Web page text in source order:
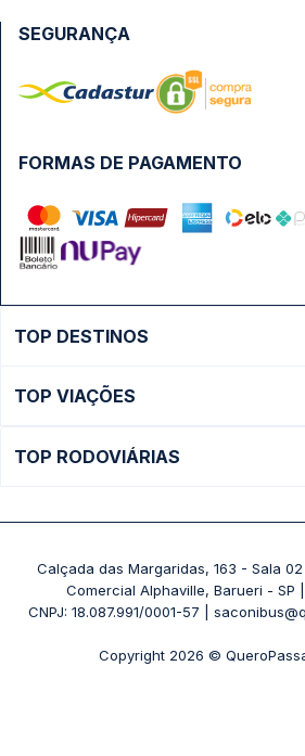
FORMAS DE PAGAMENTO
SEGURANÇA
TOP DESTINOS
Ônibus São Paulo
TOP VIAÇÕES
Passagens Pássaro Marron
+ Viações
TOP RODOVIÁRIAS
Rodoviária Belo Horizonte - Gov. Israel
Rodoviária Curitiba
+ Rodoviárias
Calçada das Margaridas, 163 - Sala
Comercial Alphaville, Barueri - SP
CNPJ: 18.087.991/0001-57 |
Copyright 2026 ©